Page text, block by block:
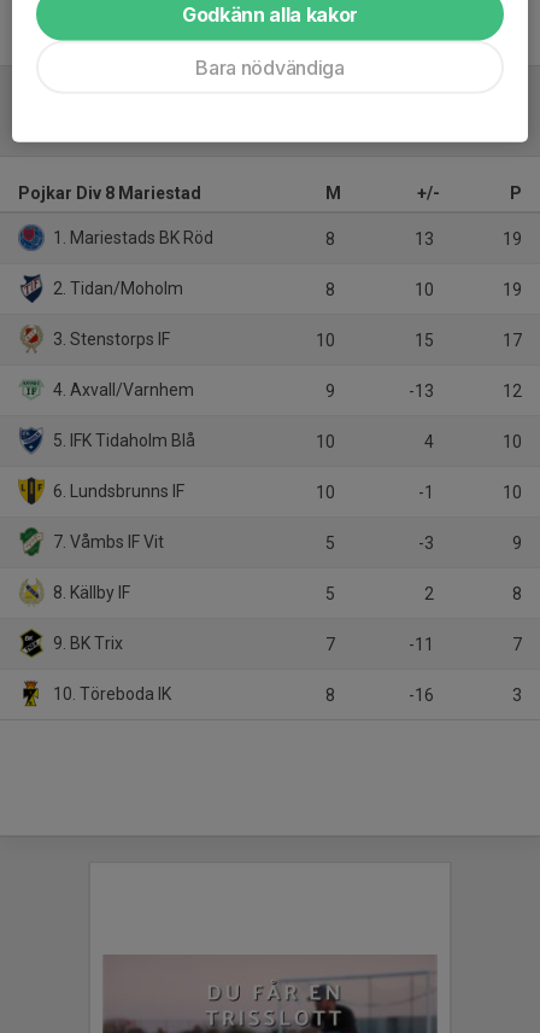
Pojkar Div 8 Mariestad M +/- P
1. Mariestads BK Röd 8 13 19
2. Tidan/Moholm 8 10 19
3. Stenstorps IF 10 15 17
4. Axvall/Varnhem 9 -13 12
5. IFK Tidaholm Blå 10 4 10
6. Lundsbrunns IF 10 -1 10
7. Våmbs IF Vit 5 -3 9
8. Källby IF 5 2 8
9. BK Trix 7 -11 7
10. Töreboda IK 8 -16 3
Godkänn alla kakor
Bara nödvändiga